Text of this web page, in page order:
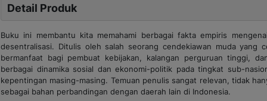
Detail Produk
Buku ini membantu kita memahami berbagai fakta empiris
desentralisasi. Ditulis oleh salah seorang cendekiawan muda yang
bermanfaat bagi pembuat kebijakan, kalangan perguruan tinggi,
berbagai dinamika sosial dan ekonomi-politik pada tingkat sub-
kepentingan masing-masing. Temuan penulis sangat relevan, tidak
sebagai bahan perbandingan dengan daerah lain di Indonesia.